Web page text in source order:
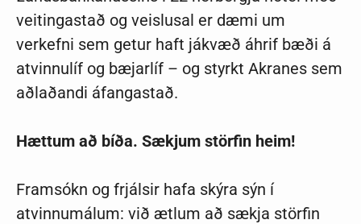
veitingastað og veislusal er dæmi um
verkefni sem getur haft jákvæð áhrif bæði á
atvinnulíf og bæjarlíf – og styrkt Akranes sem
aðlaðandi áfangastað.
Hættum að bíða. Sækjum störfin heim!
Framsókn og frjálsir hafa skýra sýn í
atvinnumálum: við ætlum að sækja störfin